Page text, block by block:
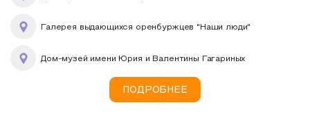
Галерея выдающихся оренбуржцев "Наши люди"
Дом-музей имени Юрия и Валентины Гагариных
ПОДРОБНЕЕ